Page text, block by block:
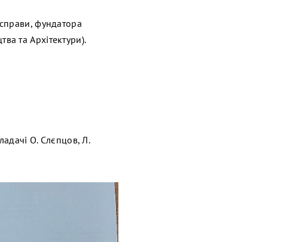
фундатора
та Архітектури).
О. Слєпцов, Л.